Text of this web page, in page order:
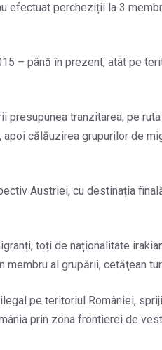
efectuat percheziții la 3
– până în prezent, atât pe
tranzitarea, pe ruta
călăuzirea grupurilor de
Austriei, cu destinația
toți de naționalitate
membru al grupării, cetăţean
pe teritoriul României,
prin zona frontierei de